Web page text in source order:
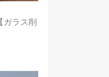
ガラス削